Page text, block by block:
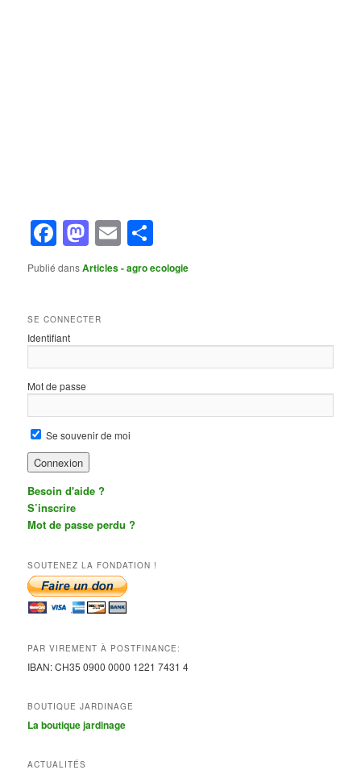
Facebook
Mastodon
Email
Publié dansArticles - agro ecologie
SE CONNECTER
Identifiant
Mot de passe
Se souvenir de moi
Besoin d'aide ?
S’inscrire
Mot de passe perdu ?
SOUTENEZ LA FONDATION !
PAR VIREMENT À POSTFINANCE:
IBAN:CH35 0900 0000 1221 74314
BOUTIQUE JARDINAGE
La boutique jardinage
ACTUALITÉS